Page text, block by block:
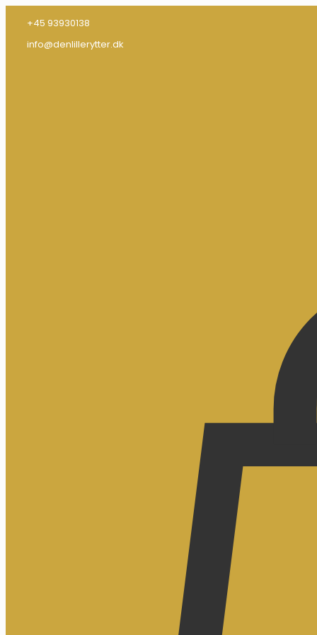
+45 93930138
info@denlillerytter.dk